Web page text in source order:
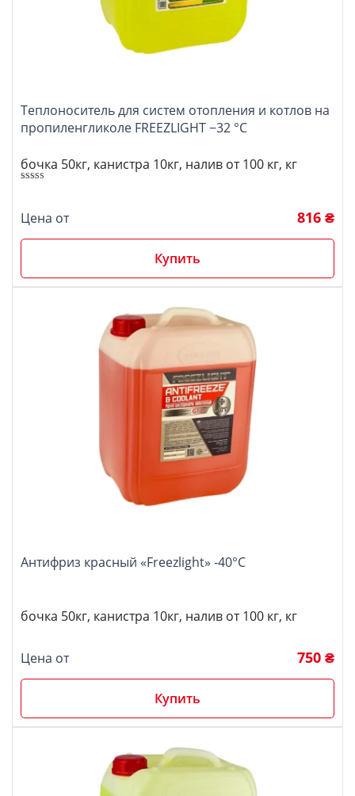
Теплоноситель для систем отопления и котлов на
пропиленгликоле FREEZLIGHT −32 °C
бочка 50кг, канистра 10кг, налив от 100 кг, кг
Цена от 816 ₴
Купить
Антифриз красный «Freezlight» -40°С
бочка 50кг, канистра 10кг, налив от 100 кг, кг
Цена от 750 ₴
Купить